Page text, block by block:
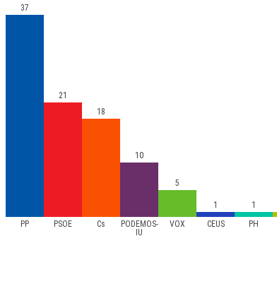
PP PSOE Cs
PODEMOS-
IU
VOX CEUS PH
37
21
18
10
5
1 1